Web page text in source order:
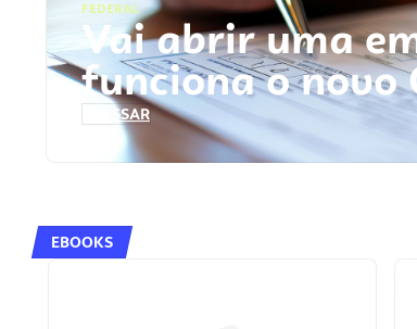
FEDERAL
Vai abrir uma
funciona o novo
ACESSAR
EBOOKS